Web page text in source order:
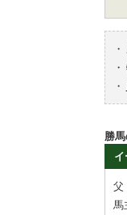
・
・
・
勝
父
馬